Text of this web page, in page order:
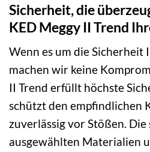
Sicherheit, die
KED Meggy II Trend
Wenn es um die Sicherheit
machen wir keine
II Trend erfüllt höchste
schützt den empfindlichen
zuverlässig vor Stößen.
ausgewählten Materialien